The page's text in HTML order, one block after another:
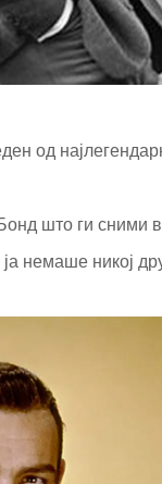
од
што ги сними
немаше никој